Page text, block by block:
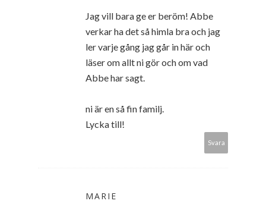
Jag vill bara ge er beröm! Abbe
verkar ha det så himla bra och jag
ler varje gång jag går in här och
läser om allt ni gör och om vad
Abbe har sagt.
ni är en så fin familj.
Lycka till!
Svara
MARIE